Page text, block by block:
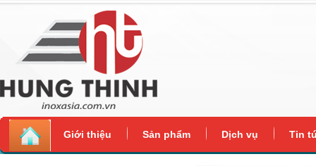
Giới thiệu Sản phẩm Dịch vụ Tin